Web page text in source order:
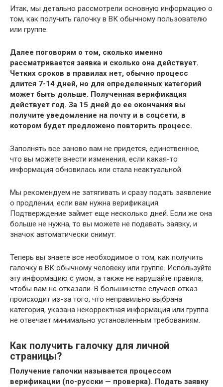
Итак, мы детально рассмотрели основную информацию о
том, как получить галочку в ВК обычному пользователю
или группе.
Далее поговорим о том, сколько именно
рассматривается заявка и сколько она действует.
Четких сроков в правилах нет, обычно процесс
длится 7-14 дней, но для определенных категорий
может быть дольше. Полученная верификация
действует год. За 15 дней до ее окончания вы
получите уведомление на почту и в соцсети, в
котором будет предложено повторить процесс.
Заполнять все заново вам не придется, единственное,
что вы можете внести изменения, если какая-то
информация обновилась или стала неактуальной.
Мы рекомендуем не затягивать и сразу подать заявление
о продлении, если вам нужна верификация.
Подтверждение займет еще несколько дней. Если же она
больше не нужна, то вы можете не подавать заявку, и
значок автоматически снимут.
Теперь вы знаете все необходимое о том, как получить
галочку в ВК обычному человеку или группе. Используйте
эту информацию с умом, а также не нарушайте правила,
чтобы вам не отказали. В большинстве случаев отказ
происходит из-за того, что неправильно выбрана
категория, указана некорректная информация или группа
не отвечает минимально установленным требованиям.
Как получить галочку для личной
страницы?
Получение галочки называется процессом
верификации (по-русски — проверка). Подать заявку